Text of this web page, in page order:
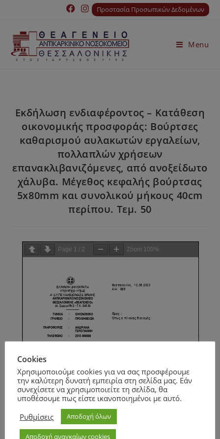
Προστασία Προσωπικών Δεδομένων
Menu
Εκδήλωση ενδιαφέροντος – Κατάθεση
οικονομικής προσφοράς: Βούρτσες
καθαρισμού αυλακωτών εργαλείων,
πολλαπλών χρήσεων
επανακλιβανιζόμενες, από ανοξείδωτο
χάλυβα. Μέγεθος κεφαλής βούρτσας
5x80mm και συνολικού μήκους 40cm
περίπου. Τεμ. 50
Page 1 / 2 Zoom 100%
Cookies
Χρησιμοποιούμε cookies για να σας προσφέρουμε
την καλύτερη δυνατή εμπειρία στη σελίδα μας. Εάν
συνεχίσετε να χρησιμοποιείτε τη σελίδα, θα
υποθέσουμε πως είστε ικανοποιημένοι με αυτό.
Ρυθμίσεις
Αποδοχή όλων
Αποδοχή αναγκαίων cookies